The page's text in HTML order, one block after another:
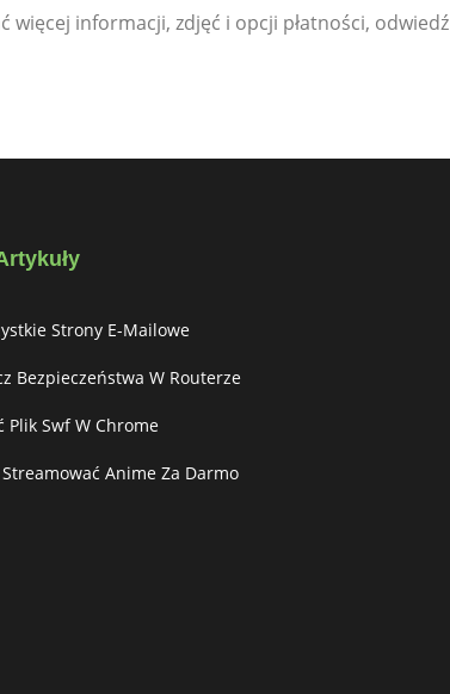
więcej informacji, zdjęć i opcji płatności, odwiedź
Strony E-Mailowe
Bezpieczeństwa W Routerze
Plik Swf W Chrome
Anime Za Darmo